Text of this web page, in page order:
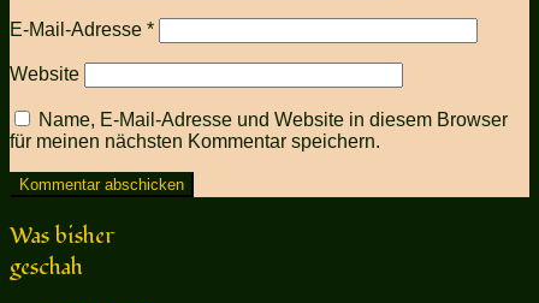
E-Mail-Adresse *
Website
Name, E-Mail-Adresse und Website in diesem Browser
für meinen nächsten Kommentar speichern.
Was bisher
geschah